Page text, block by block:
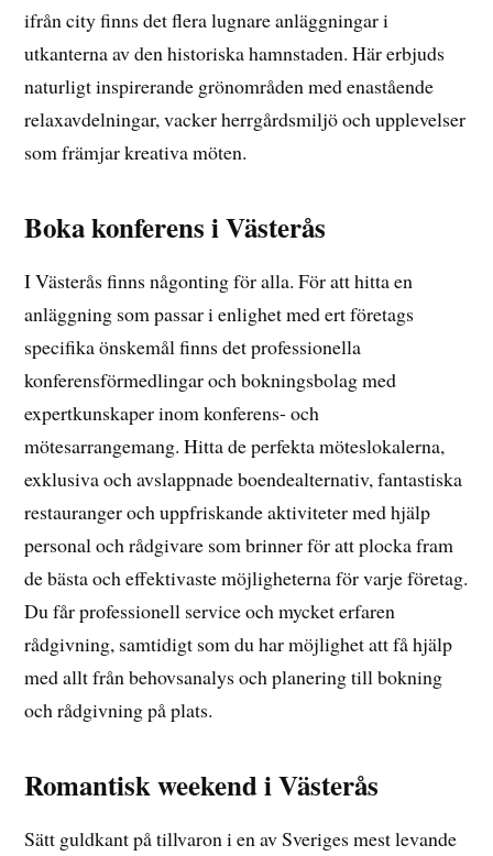
ifrån city finns det flera lugnare anläggningar i
utkanterna av den historiska hamnstaden. Här erbjuds
naturligt inspirerande grönområden med enastående
relaxavdelningar, vacker herrgårdsmiljö och upplevelser
som främjar kreativa möten.
Boka konferens i Västerås
I Västerås finns någonting för alla. För att hitta en
anläggning som passar i enlighet med ert företags
specifika önskemål finns det professionella
konferensförmedlingar och bokningsbolag med
expertkunskaper inom konferens- och
mötesarrangemang. Hitta de perfekta möteslokalerna,
exklusiva och avslappnade boendealternativ, fantastiska
restauranger och uppfriskande aktiviteter med hjälp
personal och rådgivare som brinner för att plocka fram
de bästa och effektivaste möjligheterna för varje företag.
Du får professionell service och mycket erfaren
rådgivning, samtidigt som du har möjlighet att få hjälp
med allt från behovsanalys och planering till bokning
och rådgivning på plats.
Romantisk weekend i Västerås
Sätt guldkant på tillvaron i en av Sveriges mest levande